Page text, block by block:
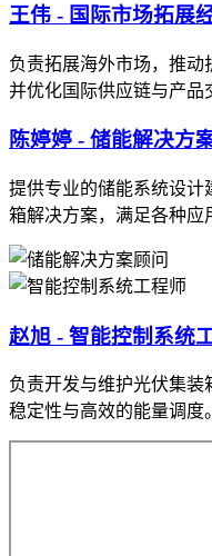
王伟 - 国际市场拓展
负责拓展海外市场，推动
并优化国际供应链与产品
陈婷婷 - 储能解决方
提供专业的储能系统设计
箱解决方案，满足各种应
赵旭 - 智能控制系统
负责开发与维护光伏集
稳定性与高效的能量调度。